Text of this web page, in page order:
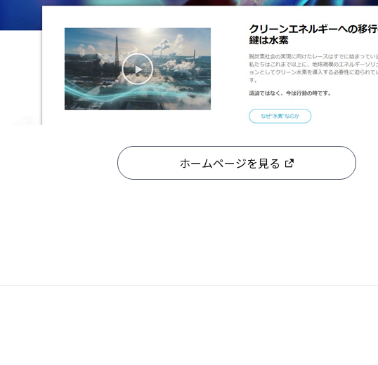
ホームページを見る